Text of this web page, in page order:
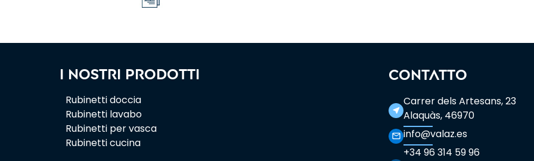
I nostri prodotti
Rubinetti doccia
Rubinetti lavabo
Rubinetti per vasca
Rubinetti cucina
CONTATTO
near_me
Carrer dels Artesans, 23
Alaquàs, 46970
mail_outline info@valaz.es
+34 96 314 59 96